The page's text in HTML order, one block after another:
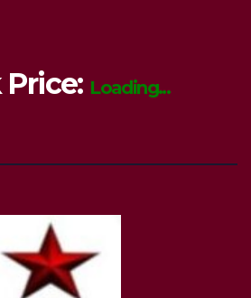
Loading...